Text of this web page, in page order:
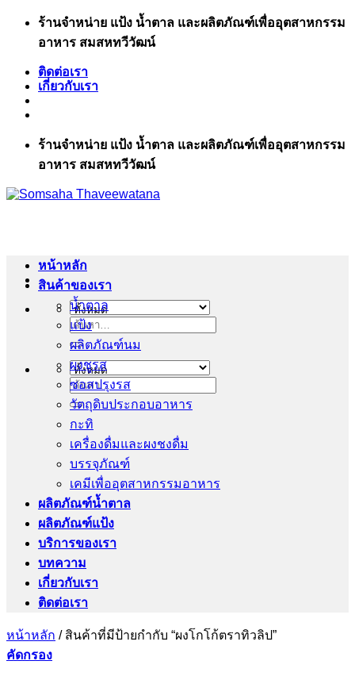
ข้าม
เนื้อหา
ร้านจำหน่าย แป้ง น้ำตาล และผลิตภัณฑ์เพื่ออุตสาหกรรม
อาหาร สมสหทวีวัฒน์
ติดต่อเรา
เกี่ยวกับเรา
ร้านจำหน่าย แป้ง น้ำตาล และผลิตภัณฑ์เพื่ออุตสาหกรรม
อาหาร สมสหทวีวัฒน์
ค้นหา:
ค้นหา:
หน้าหลัก
สินค้าของเรา
น้ำตาล
แป้ง
ผลิตภัณฑ์นม
ผงชูรส
ซอสปรุงรส
วัตถุดิบประกอบอาหาร
กะทิ
เครื่องดื่มและผงชงดื่ม
บรรจุภัณฑ์
เคมีเพื่ออุตสาหกรรมอาหาร
ผลิตภัณฑ์น้ำตาล
ผลิตภัณฑ์แป้ง
บริการของเรา
บทความ
เกี่ยวกับเรา
ติดต่อเรา
หน้าหลัก /สินค้าที่มีป้ายกำกับ “ผงโกโก้ตราทิวลิป”
คัดกรอง